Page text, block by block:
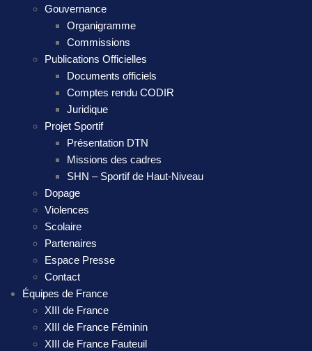
Gouvernance
Organigramme
Commissions
Publications Officielles
Documents officiels
Comptes rendu CODIR
Juridique
Projet Sportif
Présentation DTN
Missions des cadres
SHN – Sportif de Haut-Niveau
Dopage
Violences
Scolaire
Partenaires
Espace Presse
Contact
Équipes de France
XIII de France
XIII de France Féminin
XIII de France Fauteuil